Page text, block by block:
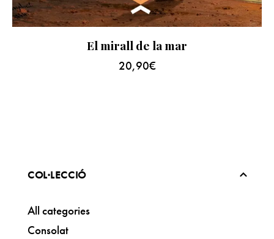
El mirall de la mar
20,90€
COL·LECCIÓ
All categories
Consolat